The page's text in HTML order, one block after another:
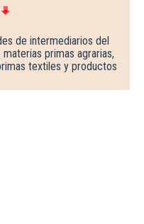
de intermediarios del
primas agrarias,
textiles y productos